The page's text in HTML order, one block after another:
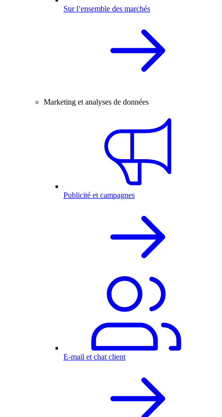
Sur l’ensemble des marchés
Marketing et analyses de données
Publicité et campagnes
E-mail et chat client